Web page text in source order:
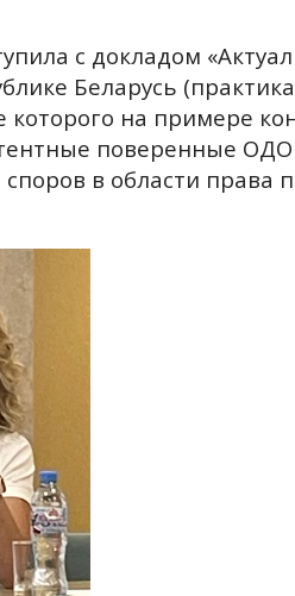
с докладом
Беларусь
которого на примере
поверенные
споров в области